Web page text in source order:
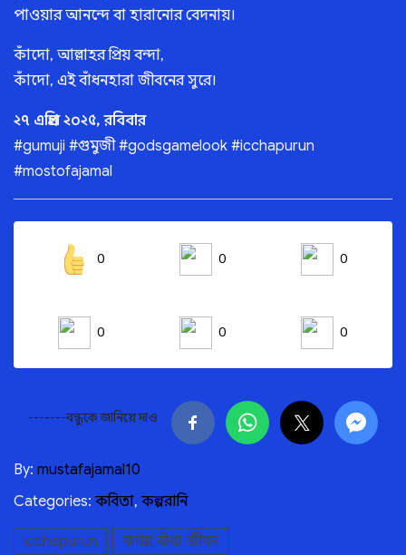
পাওয়ার আনন্দে বা হারানোর বেদনায়।
কাঁদো, আল্লাহর প্রিয় বন্দা,
কাঁদো, এই বাঁধনহারা জীবনের সুরে।
২৭ এপ্রিল ২০২৫, রবিবার
#gumuji #গুমুজী #godsgamelook #icchapurun
#mostofajamal
0 0 0
0 0 0
-------বন্ধুকে জানিয়ে দাও
By: mustafajamal10
Categories: কবিতা, কল্পরানি
icchapurun কান্নায় বাঁধা জীবন